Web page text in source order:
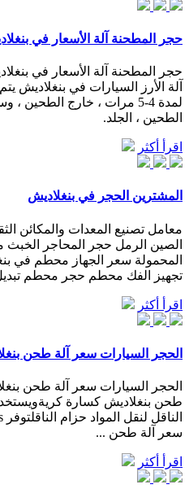
حجر المطحنة آلة الأسعار في
آلة الأرز السيارات في بنغلاديش
لمدة 4-5 مرات ، خارج
الطحين ، الجلد.
اقرأ أكثر
المشترين الحجر في بنغلاديش
المحمولة سعر الجهاز محطم في
تجهيز الفك محطم حجر محطم
اقرأ أكثر
الحجر السيارات سعر آلة طحن
الحجر السيارات سعر آلة طحن
سعر آلة طحن ...
اقرأ أكثر